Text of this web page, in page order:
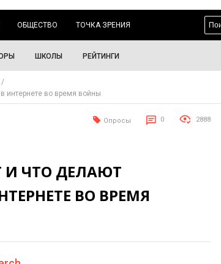
ОБЩЕСТВО ТОЧКА ЗРЕНИЯ
ШКОЛЫ РЕЙТИНГИ
интернете во время войны
Опросы 0 2888
И ЧТО ДЕЛАЮТ
ВО ВРЕМЯ